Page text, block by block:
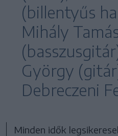
(billentyűs
Mihály
György
Debreczeni
Minden idők